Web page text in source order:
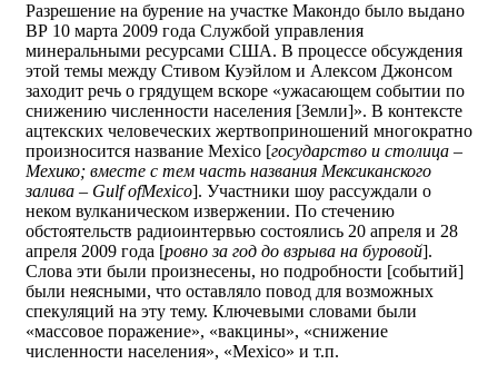
Разрешение на бурение на участке Макондо было выдано
ВР 10 марта 2009 года Службой управления
минеральными ресурсами США. В процессе обсуждения
этой темы между Стивом Куэйлом и Алексом Джонсом
заходит речь о грядущем вскоре «ужасающем событии по
снижению численности населения [Земли]». В контексте
ацтекских человеческих жертвоприношений многократно
произносится название Mexico [государство и столица –
Мехико; вместе с тем часть названия Мексиканского
залива – GulfofMexico]. Участники шоу рассуждали о
неком вулканическом извержении. По стечению
обстоятельств радиоинтервью состоялись 20 апреля и 28
апреля 2009 года [ровно за год до взрыва на буровой].
Слова эти были произнесены, но подробности [событий]
были неясными, что оставляло повод для возможных
спекуляций на эту тему. Ключевыми словами были
«массовое поражение», «вакцины», «снижение
численности населения», «Mexico» и т.п.